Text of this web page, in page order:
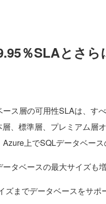
％SLAとさ
ス層の可用性SLAは、す
、標準層、プレミアム層
上でSQLデータベー
タベースの最大サイズも増
ズまでデータベースをサポ